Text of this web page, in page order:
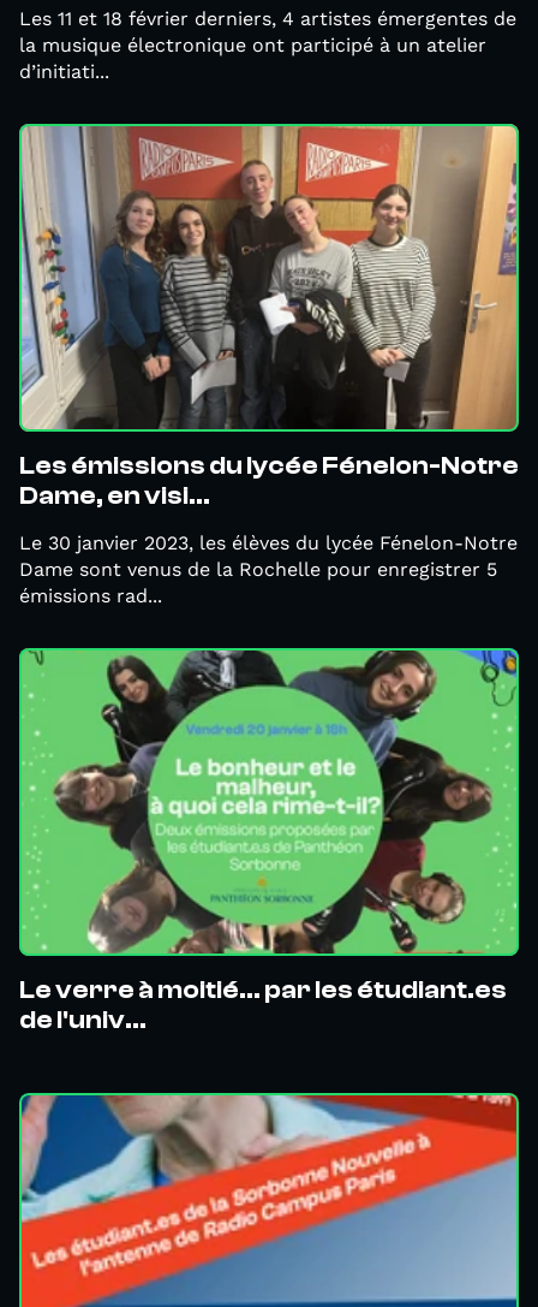
Les 11 et 18 février derniers, 4 artistes émergentes de
la musique électronique ont participé à un atelier
d’initiati...
Les émissions du lycée Fénelon-Notre
Dame, en visi...
Le 30 janvier 2023, les élèves du lycée Fénelon-Notre
Dame sont venus de la Rochelle pour enregistrer 5
émissions rad...
Le verre à moitié... par les étudiant.es
de l'univ...